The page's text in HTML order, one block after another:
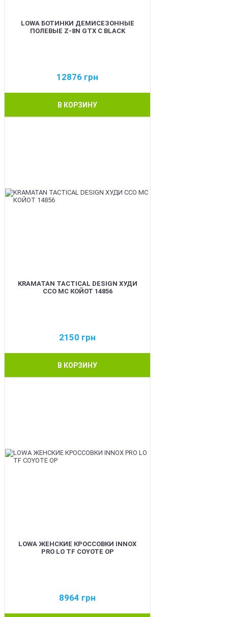
LOWA БОТИНКИ ДЕМИСЕЗОННЫЕ
ПОЛЕВЫЕ Z-8N GTX C BLACK
12876 грн
В КОРЗИНУ
KRAMATAN TACTICAL DESIGN ХУДИ
ССО МС КОЙОТ 14856
2150 грн
В КОРЗИНУ
LOWA ЖЕНСКИЕ КРОССОВКИ INNOX
PRO LO TF COYOTE OP
8964 грн